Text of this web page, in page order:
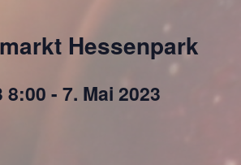
Hessenpark
8:00 -7. Mai 2023